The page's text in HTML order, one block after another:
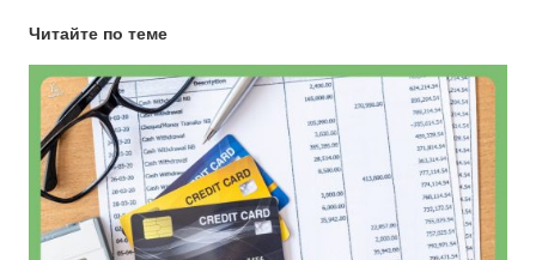
Читайте по теме